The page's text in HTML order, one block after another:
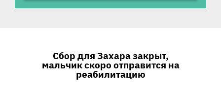
Сбор для Захара закрыт,
мальчик скоро отправится на
реабилитацию